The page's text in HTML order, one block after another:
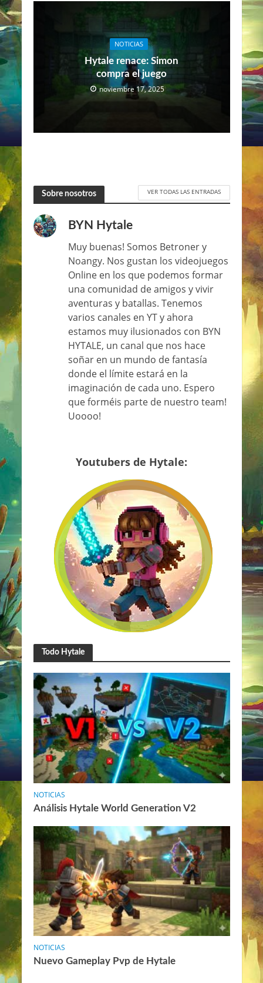
NOTICIAS
Hytale renace: Simon
compra el juego
noviembre 17, 2025
Sobre nosotros VER TODAS LAS ENTRADAS
BYN Hytale
Muy buenas! Somos Betroner y
Noangy. Nos gustan los videojuegos
Online en los que podemos formar
una comunidad de amigos y vivir
aventuras y batallas. Tenemos
varios canales en YT y ahora
estamos muy ilusionados con BYN
HYTALE, un canal que nos hace
soñar en un mundo de fantasía
donde el límite estará en la
imaginación de cada uno. Espero
que forméis parte de nuestro team!
Uoooo!
Youtubers de Hytale:
Todo Hytale
NOTICIAS
Análisis Hytale World Generation V2
NOTICIAS
Nuevo Gameplay Pvp de Hytale